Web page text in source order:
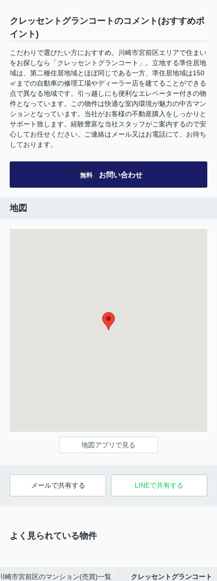
クレッセントグランコートのコメント(おすすめポ
イント)
こだわりで選びたい方におすすめ。川崎市宮前区エリアで住まい
をお探しなら「クレッセントグランコート」。立地する準住居地
域は、第二種住居地域とほぼ同じである一方、準住居地域は150
㎡までの自動車の修理工場やディーラー店を建てることができる
点で異なる地域です。引っ越しにも便利なエレベーター付きの物
件となっています。この物件は快適な室内環境が魅力の中古マン
ションとなっています。当社がお客様の不動産購入をしっかりと
サポート致します。経験豊富な当社スタッフがご案内するので安
心してお任せください。ご連絡はメール又はお電話にて、お待ち
しております。
無料 お問い合わせ
地図
地図アプリで見る
メールで共有する LINEで共有する
よく見られている物件
崎市宮前区のマンション(売買)一覧 クレッセントグランコート